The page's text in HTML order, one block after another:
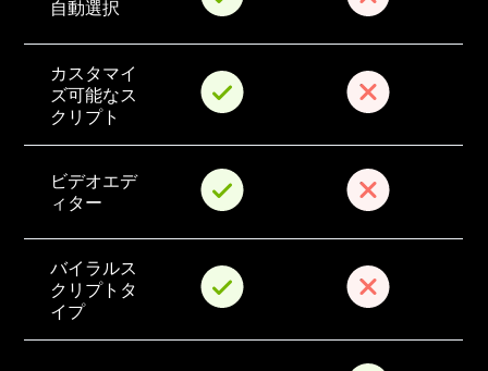
自動選択
カスタマイ
ズ可能なス
クリプト
ビデオエデ
ィター
バイラルス
クリプトタ
イプ